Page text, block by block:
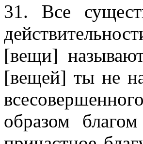
31. Все
[вещи]
[вещей] ты не
образом